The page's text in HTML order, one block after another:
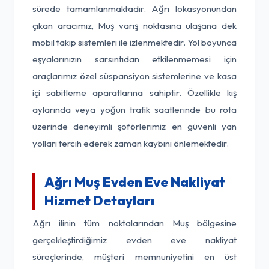
sürede tamamlanmaktadır. Ağrı lokasyonundan
çıkan aracımız, Muş varış noktasına ulaşana dek
mobil takip sistemleri ile izlenmektedir. Yol boyunca
eşyalarınızın sarsıntıdan etkilenmemesi için
araçlarımız özel süspansiyon sistemlerine ve kasa
içi sabitleme aparatlarına sahiptir. Özellikle kış
aylarında veya yoğun trafik saatlerinde bu rota
üzerinde deneyimli şoförlerimiz en güvenli yan
yolları tercih ederek zaman kaybını önlemektedir.
Ağrı Muş Evden Eve Nakliyat
Hizmet Detayları
Ağrı ilinin tüm noktalarından Muş bölgesine
gerçekleştirdiğimiz evden eve nakliyat
süreçlerinde, müşteri memnuniyetini en üst